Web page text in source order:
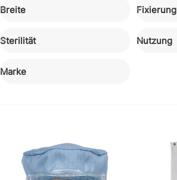
Breite Fixierung
Sterilität Nutzung
Marke